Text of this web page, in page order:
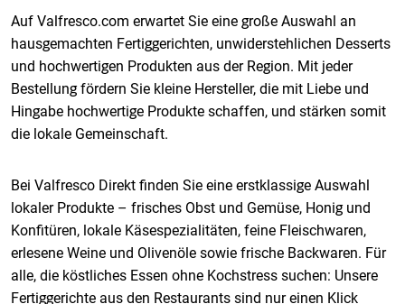
Auf Valfresco.com erwartet Sie eine große Auswahl an
hausgemachten Fertiggerichten, unwiderstehlichen Desserts
und hochwertigen Produkten aus der Region. Mit jeder
Bestellung fördern Sie kleine Hersteller, die mit Liebe und
Hingabe hochwertige Produkte schaffen, und stärken somit
die lokale Gemeinschaft.
Bei Valfresco Direkt finden Sie eine erstklassige Auswahl
lokaler Produkte – frisches Obst und Gemüse, Honig und
Konfitüren, lokale Käsespezialitäten, feine Fleischwaren,
erlesene Weine und Olivenöle sowie frische Backwaren. Für
alle, die köstliches Essen ohne Kochstress suchen: Unsere
Fertiggerichte aus den Restaurants sind nur einen Klick